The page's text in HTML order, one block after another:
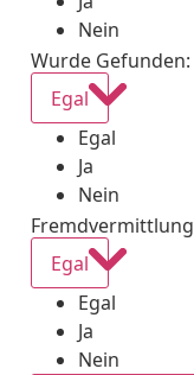
Nein
Wurde Gefunden:
Egal
Egal
Ja
Nein
Fremdvermittlung
Egal
Egal
Ja
Nein